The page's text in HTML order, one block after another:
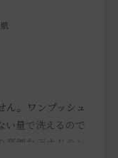
ん。ワンプッシュ
い量で洗えるので
価なデオドラン